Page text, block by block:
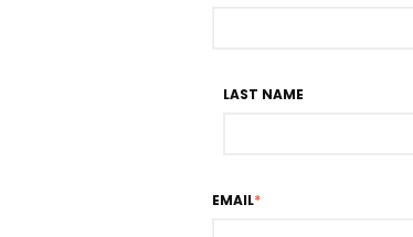
LAST NAME
EMAIL*